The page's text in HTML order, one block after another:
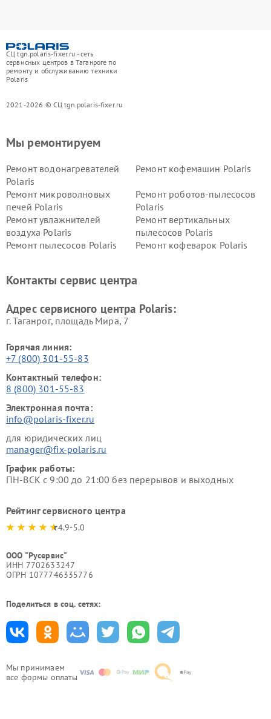
СЦ tgn.polaris-fixer.ru - сеть
сервисных центров в Таганроге по
ремонту и обслуживанию техники
Polaris
2021-2026 © СЦ tgn.polaris-fixer.ru
Мы принимаем
все формы оплаты
Мы ремонтируем
Ремонт водонагревателей
Polaris
Ремонт кофемашин Polaris
Ремонт микроволновых
печей Polaris
Ремонт роботов-пылесосов
Polaris
Ремонт увлажнителей
воздуха Polaris
Ремонт вертикальных
пылесосов Polaris
Ремонт пылесосов Polaris
Ремонт кофеварок Polaris
Контакты сервис центра
Адрес сервисного центра Polaris:
г. Таганрог, площадь Мира, 7
Горячая линия:
+7 (800) 301-55-83
Контактный телефон:
8 (800) 301-55-83
Электронная почта:
info@polaris-fixer.ru
для юридических лиц
manager@fix-polaris.ru
График работы:
ПН-ВСК с 9:00 до 21:00 без перерывов и выходных
Рейтинг сервисного центра
4.9-5.0
ООО "Русервис"
ИНН 7702633247
ОГРН 1077746335776
Поделиться в соц. сетях: